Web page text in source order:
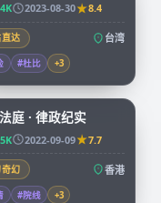
2023-08-30 8.4
达 台湾
#杜比 +3
45:15
庭 · 律政纪实
2022-09-09 7.7
幻 香港
#院线 +3